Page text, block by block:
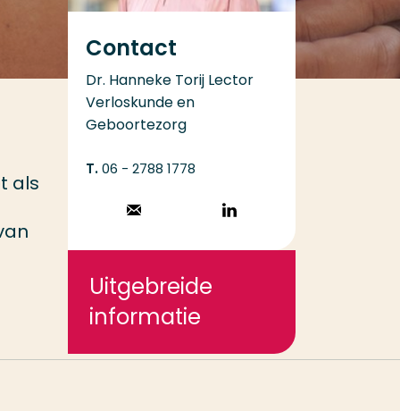
als
Contact
Dr. Hanneke Torij Lector
Verloskunde en
Geboortezorg
06 - 2788 1778
Stuur een email
LinkedIn
Uitgebreide
informatie